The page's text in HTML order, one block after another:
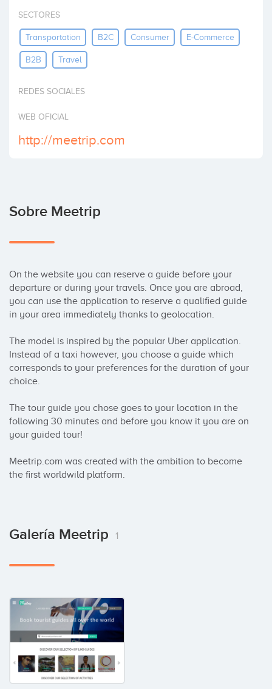
Invertir
SECTORES
Transportation B2C Consumer E-Commerce
B2B Travel
REDES SOCIALES
WEB OFICIAL
http://meetrip.com
Sobre Meetrip
On the website you can reserve a guide before your
departure or during your travels. Once you are abroad,
you can use the application to reserve a qualified guide
in your area immediately thanks to geolocation.
The model is inspired by the popular Uber application.
Instead of a taxi however, you choose a guide which
corresponds to your preferences for the duration of your
choice.
The tour guide you chose goes to your location in the
following 30 minutes and before you know it you are on
your guided tour!
Meetrip.com was created with the ambition to become
the first worldwild platform.
Galería Meetrip 1